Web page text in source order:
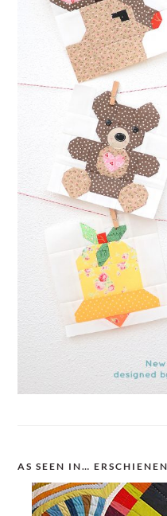
AS SEEN IN…